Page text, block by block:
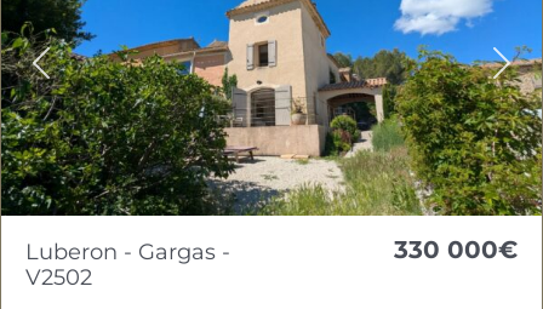
Previous
Luberon - Gargas -
V2502
330 000€